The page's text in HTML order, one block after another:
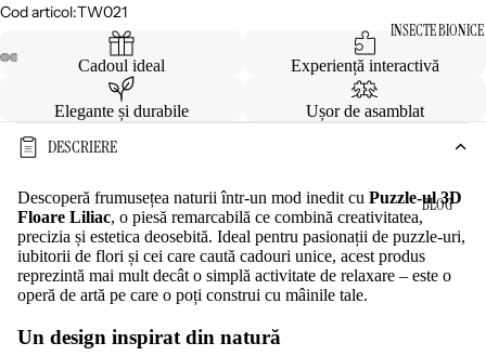
INSECTE BIONICE
BLOG
Cod articol:TW021
Cadoul ideal Experiență interactivă
Elegante și durabile Ușor de asamblat
DESCRIERE
Descoperă frumusețea naturii într-un mod inedit cu Puzzle-ul 3D
Floare Liliac, o piesă remarcabilă ce combină creativitatea,
precizia și estetica deosebită. Ideal pentru pasionații de puzzle-uri,
iubitorii de flori și cei care caută cadouri unice, acest produs
reprezintă mai mult decât o simplă activitate de relaxare – este o
operă de artă pe care o poți construi cu mâinile tale.
Un design inspirat din natură